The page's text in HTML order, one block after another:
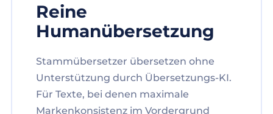
Reine
Humanübersetzung
Stammübersetzer übersetzen ohne
Unterstützung durch Übersetzungs-KI.
Für Texte, bei denen maximale
Markenkonsistenz im Vordergrund